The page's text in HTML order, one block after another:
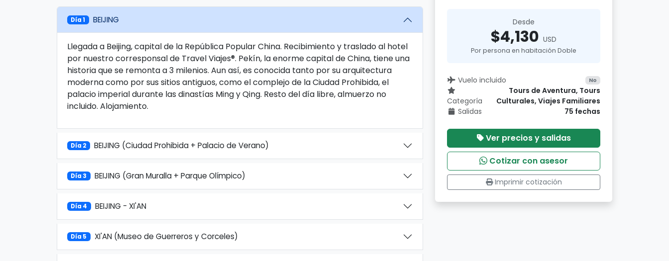
Día 1 BEIJING
Llegada a Beijing, capital de la República Popular China. Recibimiento y traslado al hotel
por nuestro corresponsal de Travel Viajes®. Pekín, la enorme capital de China, tiene una
historia que se remonta a 3 milenios. Aun así, es conocida tanto por su arquitectura
moderna como por sus sitios antiguos, como el complejo de la Ciudad Prohibida, el
palacio imperial durante las dinastías Ming y Qing. Resto del día libre, almuerzo no
incluido. Alojamiento.
Día 2 BEIJING (Ciudad Prohibida + Palacio de Verano)
Día 3 BEIJING (Gran Muralla + Parque Olímpico)
Día 4 BEIJING - XI'AN
Día 5 XI'AN (Museo de Guerreros y Corceles)
Desde
$4,130 USD
Por persona en habitación Doble
Vuelo incluido No
Categoría
Tours de Aventura, Tours
Culturales, Viajes Familiares
Salidas
75 fechas
Ver precios y salidas
Cotizar con asesor
Imprimir cotización